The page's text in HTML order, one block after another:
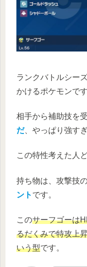
ランクバトルシー
かけるポケモンです
相手から補助技を
だ、やっぱり強すぎ
この特性考えた人
持ち物は、攻撃技
ント です。
このサーフゴーは
るだくみで特攻上
いう型です。